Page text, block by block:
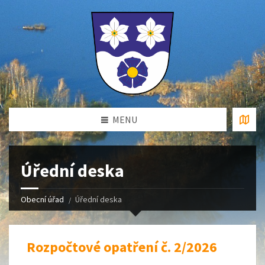
MENU
Úřední deska
Obecní úřad Úřední deska
Rozpočtové opatření č. 2/2026